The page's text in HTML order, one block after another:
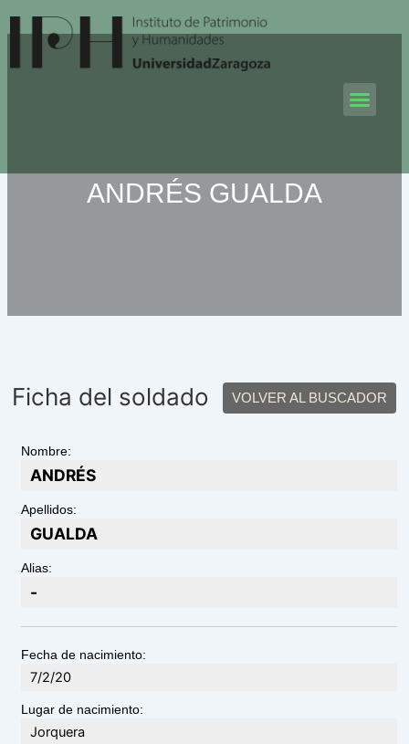
al
contenido
ANDRÉS GUALDA
Ficha del soldado VOLVER AL BUSCADOR
Nombre:
ANDRÉS
Apellidos:
GUALDA
Alias:
-
Fecha de nacimiento:
7/2/20
Lugar de nacimiento:
Jorquera